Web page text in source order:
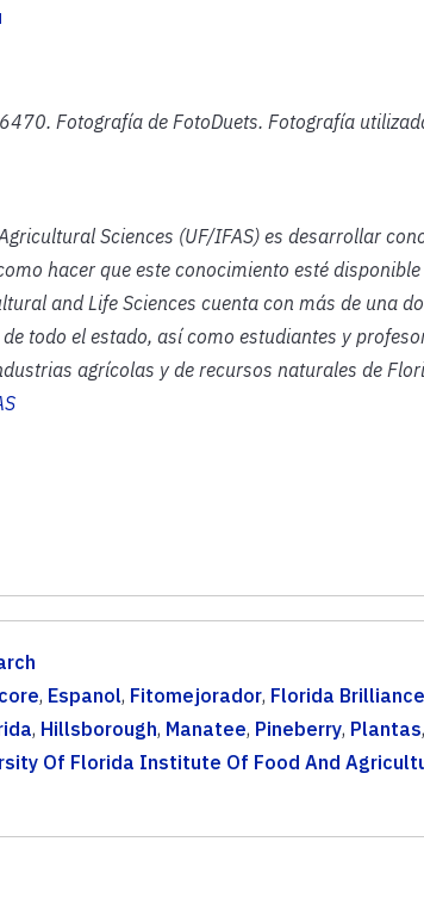
Fotografía de FotoDuets. Fotografía
Sciences (UF/IFAS) es desarrollar
hacer que este conocimiento esté
and Life Sciences cuenta con más de una
todo el estado, así como estudiantes y
agrícolas y de recursos naturales de
, Espanol, Fitomejorador, Florida Brilliance
, Hillsborough, Manatee, Pineberry, Plantas,
Of Florida Institute Of Food And